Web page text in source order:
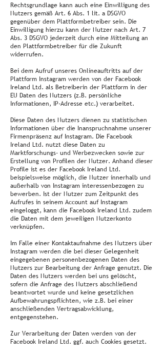
Rechtsgrundlage kann auch eine Einwilligung des
Nutzers gemäß Art. 6 Abs. 1 lit. a DSGVO
gegenüber dem Plattformbetreiber sein. Die
Einwilligung hierzu kann der Nutzer nach Art. 7
Abs. 3 DSGVO jederzeit durch eine Mitteilung an
den Plattformbetreiber für die Zukunft
widerrufen.
Bei dem Aufruf unseres Onlineauftritts auf der
Plattform Instagram werden von der Facebook
Ireland Ltd. als Betreiberin der Plattform in der
EU Daten des Nutzers (z.B. persönliche
Informationen, IP-Adresse etc.) verarbeitet.
Diese Daten des Nutzers dienen zu statistischen
Informationen über die Inanspruchnahme unserer
Firmenpräsenz auf Instagram. Die Facebook
Ireland Ltd. nutzt diese Daten zu
Marktforschungs- und Werbezwecken sowie zur
Erstellung von Profilen der Nutzer. Anhand dieser
Profile ist es der Facebook Ireland Ltd.
beispielsweise möglich, die Nutzer innerhalb und
außerhalb von Instagram interessenbezogen zu
bewerben. Ist der Nutzer zum Zeitpunkt des
Aufrufes in seinem Account auf Instagram
eingeloggt, kann die Facebook Ireland Ltd. zudem
die Daten mit dem jeweiligen Nutzerkonto
verknüpfen.
Im Falle einer Kontaktaufnahme des Nutzers über
Instagram werden die bei dieser Gelegenheit
eingegebenen personenbezogenen Daten des
Nutzers zur Bearbeitung der Anfrage genutzt. Die
Daten des Nutzers werden bei uns gelöscht,
sofern die Anfrage des Nutzers abschließend
beantwortet wurde und keine gesetzlichen
Aufbewahrungspflichten, wie z.B. bei einer
anschließenden Vertragsabwicklung,
entgegenstehen.
Zur Verarbeitung der Daten werden von der
Facebook Ireland Ltd. ggf. auch Cookies gesetzt.